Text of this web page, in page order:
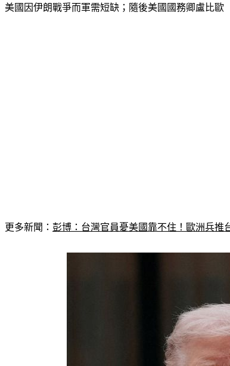
美國因伊朗戰爭而軍需短缺；隨後美國國務卿盧比歐
更多新聞： 彭博：台灣官員憂美國靠不住！歐洲兵推